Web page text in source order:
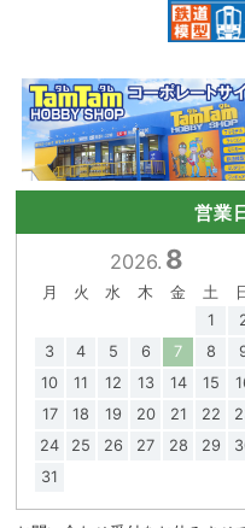
営業
2026. 8
月 火 水 木 金 土
1
3
4 5 6 7 8
10
11 12 13 14 15
17
18 19 20 21 22
24
25 26 27 28 29
31